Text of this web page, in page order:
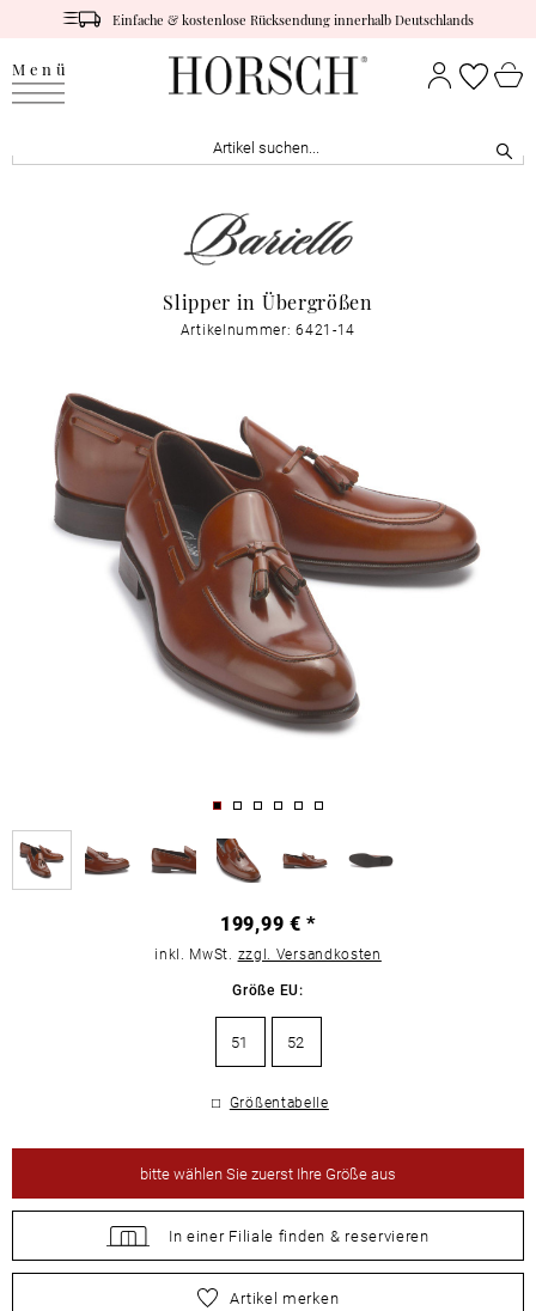
Einfache & kostenlose Rücksendung innerhalb Deutschlands
Menü
Slipper in Übergrößen
Artikelnummer: 6421-14
199,99 € *
inkl. MwSt. zzgl. Versandkosten
Größe EU:
51 52
Größentabelle
bittewählen Sie zuerst Ihre Größe aus
In einer Filiale finden & reservieren
wählen Sie zuerst Ihre Größe aus
Artikel merken